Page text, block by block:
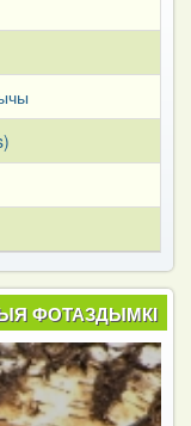
ФОТАЗДЫМКІ